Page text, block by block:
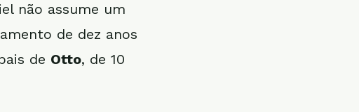
não assume um
de dez anos
de Otto, de 10